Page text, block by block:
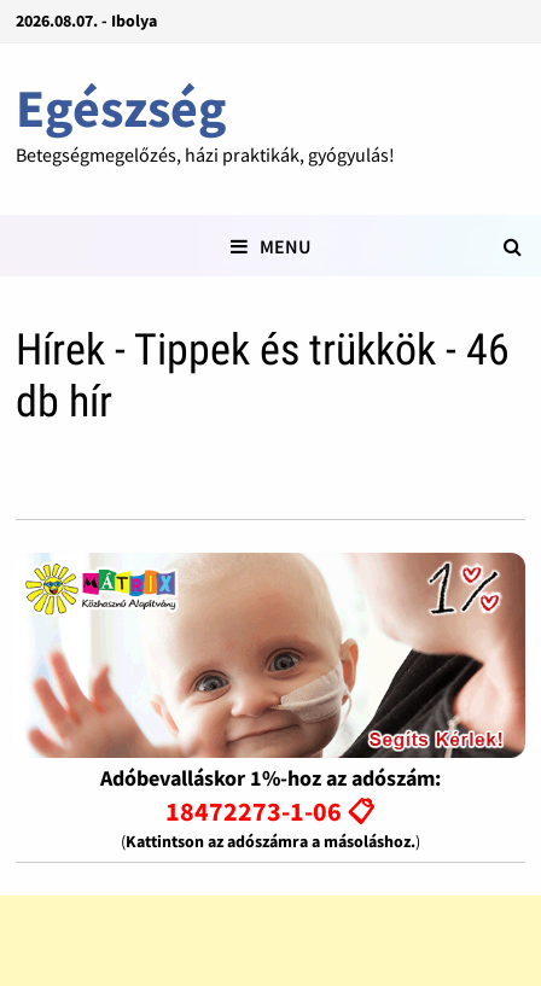
2026.08.07. - Ibolya
Egészség
Betegségmegelőzés, házi praktikák, gyógyulás!
MENU
Hírek - Tippek és trükkök - 46
db hír
Adóbevalláskor 1%-hoz az adószám:
18472273-1-06 📋
(Kattintson az adószámra a másoláshoz.)